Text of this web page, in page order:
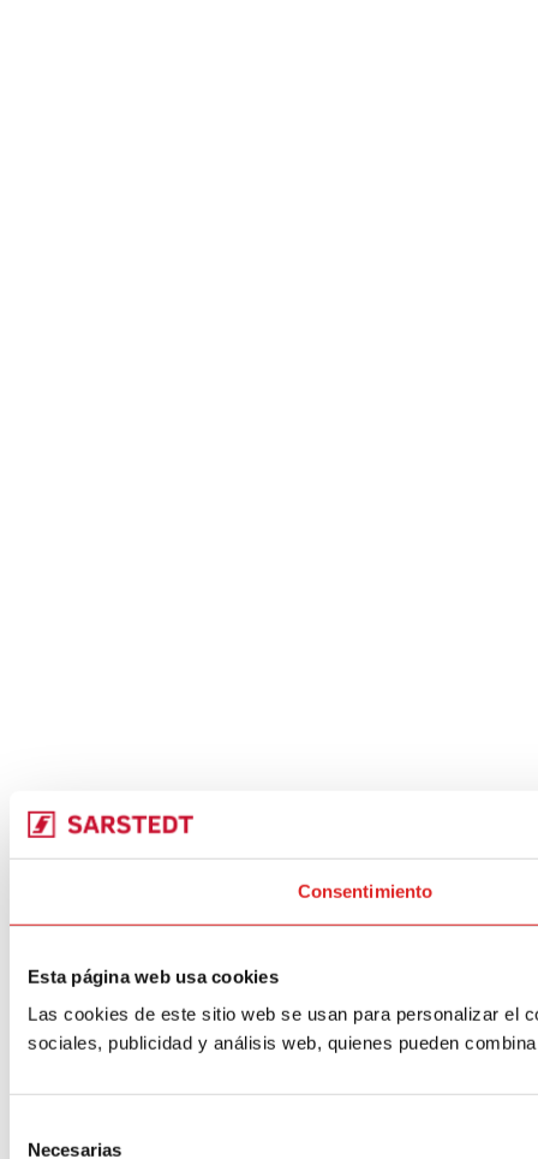
Consentimiento
Esta página web usa cookies
Las cookies de este sitio web se usan para personalizar el
sociales, publicidad y análisis web, quienes pueden
Necesarias